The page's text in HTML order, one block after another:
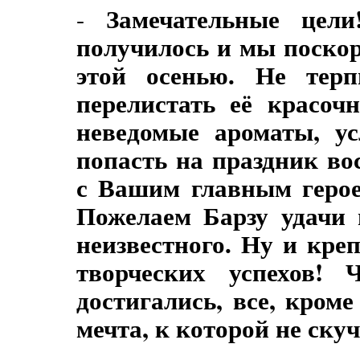
- Замечательные
получилось и мы
этой осенью. Не
перелистать её
неведомые ароматы,
попасть на праздник
с Вашим главным
Пожелаем Барзу
неизвестного. Ну и
творческих
достигались, все,
мечта, к которой не